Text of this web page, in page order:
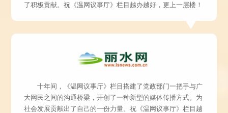
了积极贡献。祝《温网议事厅》栏目越办越好，更上一层楼！
十年间，《温网议事厅》栏目搭建了党政部门一把手与广
大网民之间的沟通桥梁，开创了一种新型的媒体传播方式。为
社会发展贡献出了自己的一份力量。祝《温网议事厅》栏目越